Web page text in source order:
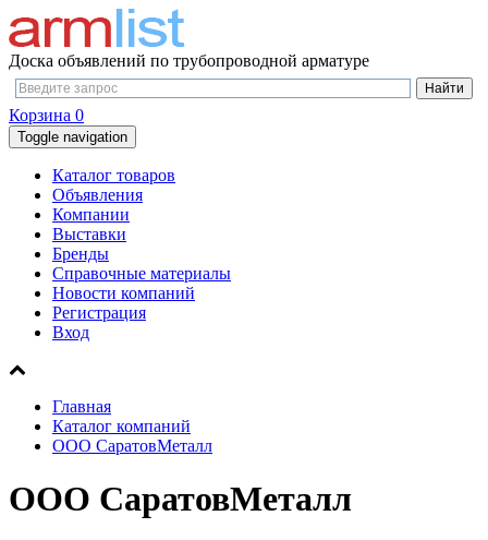
Доска объявлений по трубопроводной арматуре
Корзина 0
Toggle navigation
Каталог товаров
Объявления
Компании
Выставки
Бренды
Справочные материалы
Новости компаний
Регистрация
Вход
Главная
Каталог компаний
ООО СаратовМеталл
ООО СаратовМеталл